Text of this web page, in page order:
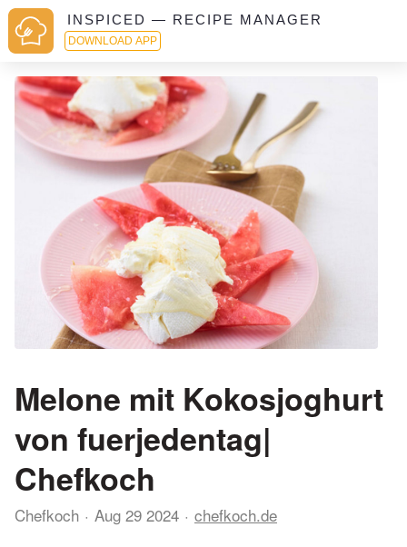
INSPICED — RECIPE MANAGER
DOWNLOAD APP
Melone mit Kokosjoghurt
von fuerjedentag|
Chefkoch
Chefkoch Aug 29 2024 chefkoch.de